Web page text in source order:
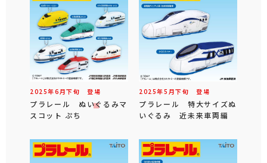
2025年6 月下旬 登場
プラレール ぬいぐるみマ
スコット ぷち
2025年5 月下旬 登場
プラレール 特大サイズぬ
いぐるみ 近未来車両編